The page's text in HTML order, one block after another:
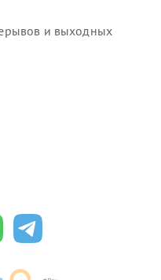
и выходных